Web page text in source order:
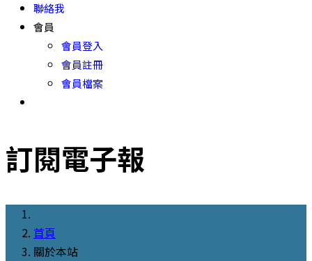
聯絡我
會員
會員登入
會員註冊
會員檔案
訂閱電子報
首頁
關於本站